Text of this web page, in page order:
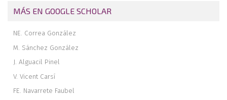
MÁS EN GOOGLE SCHOLAR
NE. Correa González
M. Sánchez González
J. Alguacil Pinel
V. Vicent Carsí
FE. Navarrete Faubel